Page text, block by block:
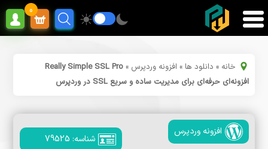
0
خانه » دانلود ها » افزونه وردپرس »
Really Simple SSL Pro
افزونه‌ای حرفه‌ای برای مدیریت ساده و سریع SSL در وردپرس
افزونه وردپرس
شناسه: 79525